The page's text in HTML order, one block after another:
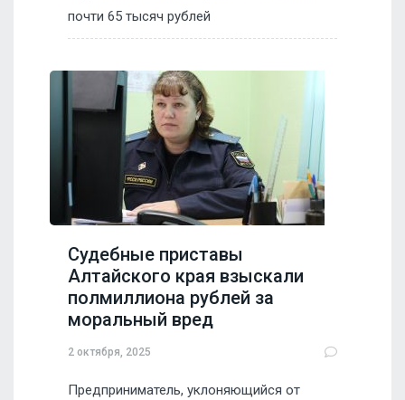
почти 65 тысяч рублей
Судебные приставы
Алтайского края взыскали
полмиллиона рублей за
моральный вред
2 октября, 2025
Предприниматель, уклоняющийся от